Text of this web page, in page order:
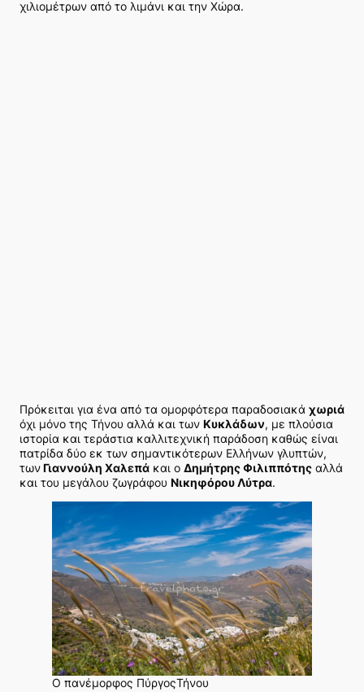
χιλιομέτρων από το λιμάνι και την Χώρα.
Πρόκειται για ένα από τα ομορφότερα παραδοσιακά χωριά
όχι μόνο της Τήνου αλλά και των Κυκλάδων, με πλούσια
ιστορία και τεράστια καλλιτεχνική παράδοση καθώς είναι
πατρίδα δύο εκ των σημαντικότερων Ελλήνων γλυπτών,
τωνΓιαννούλη Χαλεπά και ο Δημήτρης Φιλιππότης αλλά
και του μεγάλου ζωγράφου Νικηφόρου Λύτρα.
Ο πανέμορφος ΠύργοςΤήνου